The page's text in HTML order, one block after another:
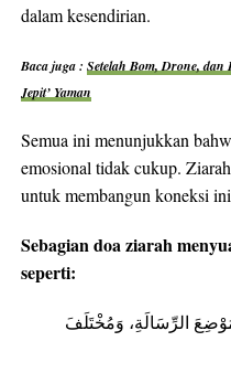
dalam kesendirian.
Baca juga : Setelah Bom, Drone,
Jepit’ Yaman
Semua ini menunjukkan
emosional tidak cukup.
untuk membangun koneksi
Sebagian doa ziarah
seperti:
الرِّسَالَةِ، وَمُخْتَلَفَ